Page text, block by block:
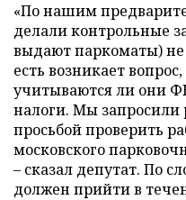
«По нашим
делали контрольные
выдают паркоматы)
есть возникает
учитываются ли они
налоги. Мы запросили
просьбой проверить
московского
– сказал депутат. По
должен прийти в